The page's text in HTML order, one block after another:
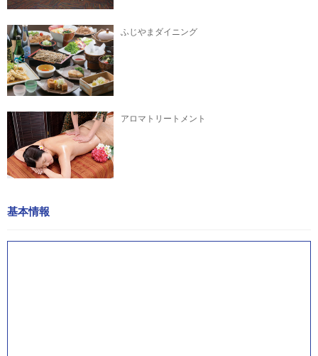
ふじやまダイニング
アロマトリートメント
基本情報